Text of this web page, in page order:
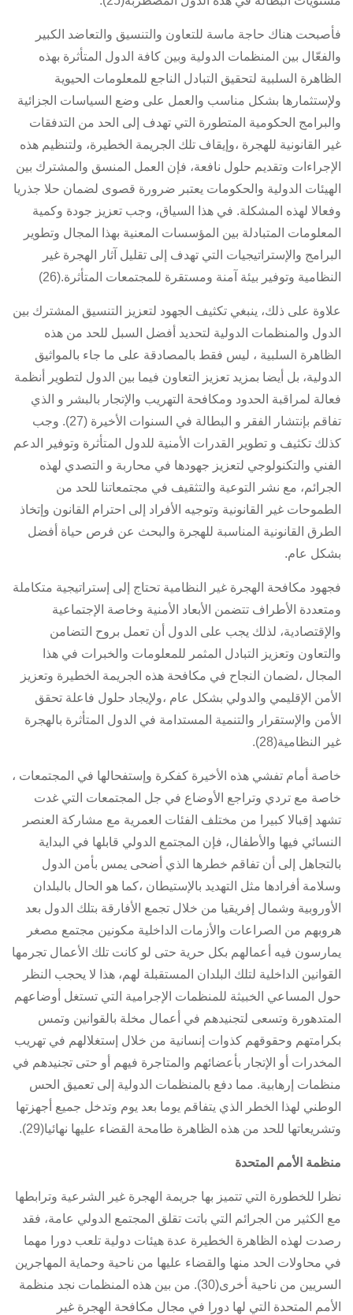
فأصبحت هناك حاجة ماسة للتعاون والتنسيق والتعاضد الكبير
والفعّال بين المنظمات الدولية وبين كافة الدول المتأثرة بهذه
الظاهرة السلبية لتحقيق التبادل الناجع للمعلومات الحيوية
ولإستثمارها بشكل مناسب والعمل على وضع السياسات الجزائية
والبرامج الحكومية المتطورة التي تهدف إلى الحد من التدفقات
غير القانونية للهجرة ،وإيقاف تلك الجريمة الخطيرة، ولتنظيم هذه
الإجراءات وتقديم حلول نافعة، فإن العمل المنسق والمشترك بين
الهيئات الدولية والحكومات يعتبر ضرورة قصوى لضمان حلا جذريا
وفعالا لهذه المشكلة. في هذا السياق، وجب تعزيز جودة وكمية
المعلومات المتبادلة بين المؤسسات المعنية بهذا المجال وتطوير
البرامج والإستراتيجيات التي تهدف إلى تقليل آثار الهجرة غير
النظامية وتوفير بيئة آمنة ومستقرة للمجتمعات المتأثرة.(26)
علاوة على ذلك، ينبغي تكثيف الجهود لتعزيز التنسيق المشترك بين
الدول والمنظمات الدولية لتحديد أفضل السبل للحد من هذه
الظاهرة السلبية ، ليس فقط بالمصادقة على ما جاء بالمواثيق
الدولية، بل أيضا بمزيد تعزيز التعاون فيما بين الدول لتطوير أنظمة
فعالة لمراقبة الحدود ومكافحة التهريب والإتجار بالبشر و الذي
تفاقم بإنتشار الفقر و البطالة في السنوات الأخيرة (27). وجب
كذلك تكثيف و تطوير القدرات الأمنية للدول المتأثرة وتوفير الدعم
الفني والتكنولوجي لتعزيز جهودها في محاربة و التصدي لهذه
الجرائم، مع نشر التوعية والتثقيف في مجتمعاتنا للحد من
الطموحات غير القانونية وتوجيه الأفراد إلى احترام القانون وإتخاذ
الطرق القانونية المناسبة للهجرة والبحث عن فرص حياة أفضل
بشكل عام.
فجهود مكافحة الهجرة غير النظامية تحتاج إلى إستراتيجية متكاملة
ومتعددة الأطراف تتضمن الأبعاد الأمنية وخاصة الإجتماعية
والإقتصادية، لذلك يجب على الدول أن تعمل بروح التضامن
والتعاون وتعزيز التبادل المثمر للمعلومات والخبرات في هذا
المجال ،لضمان النجاح في مكافحة هذه الجريمة الخطيرة وتعزيز
الأمن الإقليمي والدولي بشكل عام ،ولإيجاد حلول فاعلة تحقق
الأمن والإستقرار والتنمية المستدامة في الدول المتأثرة بالهجرة
غير النظامية(28).
خاصة أمام تفشي هذه الأخيرة كفكرة وإستفحالها في المجتمعات ،
خاصة مع تردي وتراجع الأوضاع في جل المجتمعات التي غدت
تشهد إقبالا كبيرا من مختلف الفئات العمرية مع مشاركة العنصر
النسائي فيها والأطفال، فإن المجتمع الدولي قابلها في البداية
بالتجاهل إلى أن تفاقم خطرها الذي أضحى يمس بأمن الدول
وسلامة أفرادها مثل التهديد بالإستيطان ،كما هو الحال بالبلدان
الأوروبية وشمال إفريقيا من خلال تجمع الأفارقة بتلك الدول بعد
هروبهم من الصراعات والأزمات الداخلية مكونين مجتمع مصغر
يمارسون فيه أعمالهم بكل حرية حتى لو كانت تلك الأعمال تجرمها
القوانين الداخلية لتلك البلدان المستقبلة لهم، هذا لا يحجب النظر
حول المساعي الخبيثة للمنظمات الإجرامية التي تستغل أوضاعهم
المتدهورة وتسعى لتجنيدهم في أعمال مخلة بالقوانين وتمس
بكرامتهم وحقوقهم كذوات إنسانية من خلال إستغلالهم في تهريب
المخدرات أو الإتجار بأعضائهم والمتاجرة فيهم أو حتى تجنيدهم في
منظمات إرهابية. مما دفع بالمنظمات الدولية إلى تعميق الحس
الوطني لهذا الخطر الذي يتفاقم يوما بعد يوم وتدخل جميع أجهزتها
وتشريعاتها للحد من هذه الظاهرة طامحة القضاء عليها نهائيا(29).
منظمة الأمم المتحدة
نظرا للخطورة التي تتميز بها جريمة الهجرة غير الشرعية وترابطها
مع الكثير من الجرائم التي باتت تقلق المجتمع الدولي عامة، فقد
رصدت لهذه الظاهرة الخطيرة عدة هيئات دولية تلعب دورا مهما
في محاولات الحد منها والقضاء عليها من ناحية وحماية المهاجرين
السريين من ناحية أخرى(30). من بين هذه المنظمات نجد منظمة
الأمم المتحدة التي لها دورا في مجال مكافحة الهجرة غير